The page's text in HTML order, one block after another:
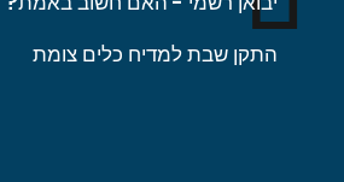
התקן שבת למדיח כלים צומת